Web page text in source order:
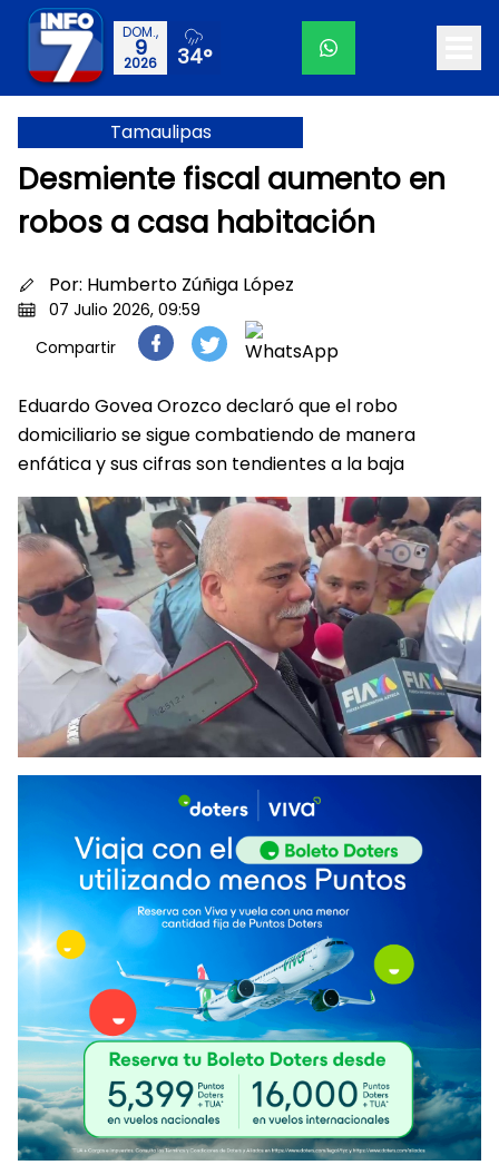
DOM.,
9
2026 34°
Tamaulipas
Desmiente fiscal aumento en
robos a casa habitación
Por: Humberto Zúñiga López
07 Julio 2026, 09:59
Compartir
Eduardo Govea Orozco declaró que el robo
domiciliario se sigue combatiendo de manera
enfática y sus cifras son tendientes a la baja